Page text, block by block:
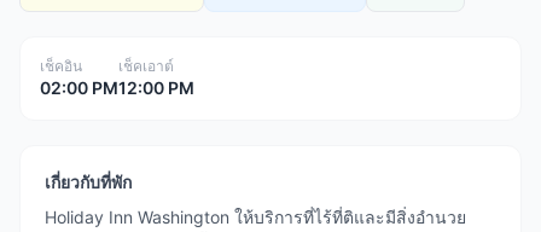
เช็คอิน
02:00 PM
เช็คเอาต์
12:00 PM
เกี่ยวกับที่พัก
Holiday Inn Washington ให้บริการที่ไร้ที่ติและมีสิ่งอำนวย